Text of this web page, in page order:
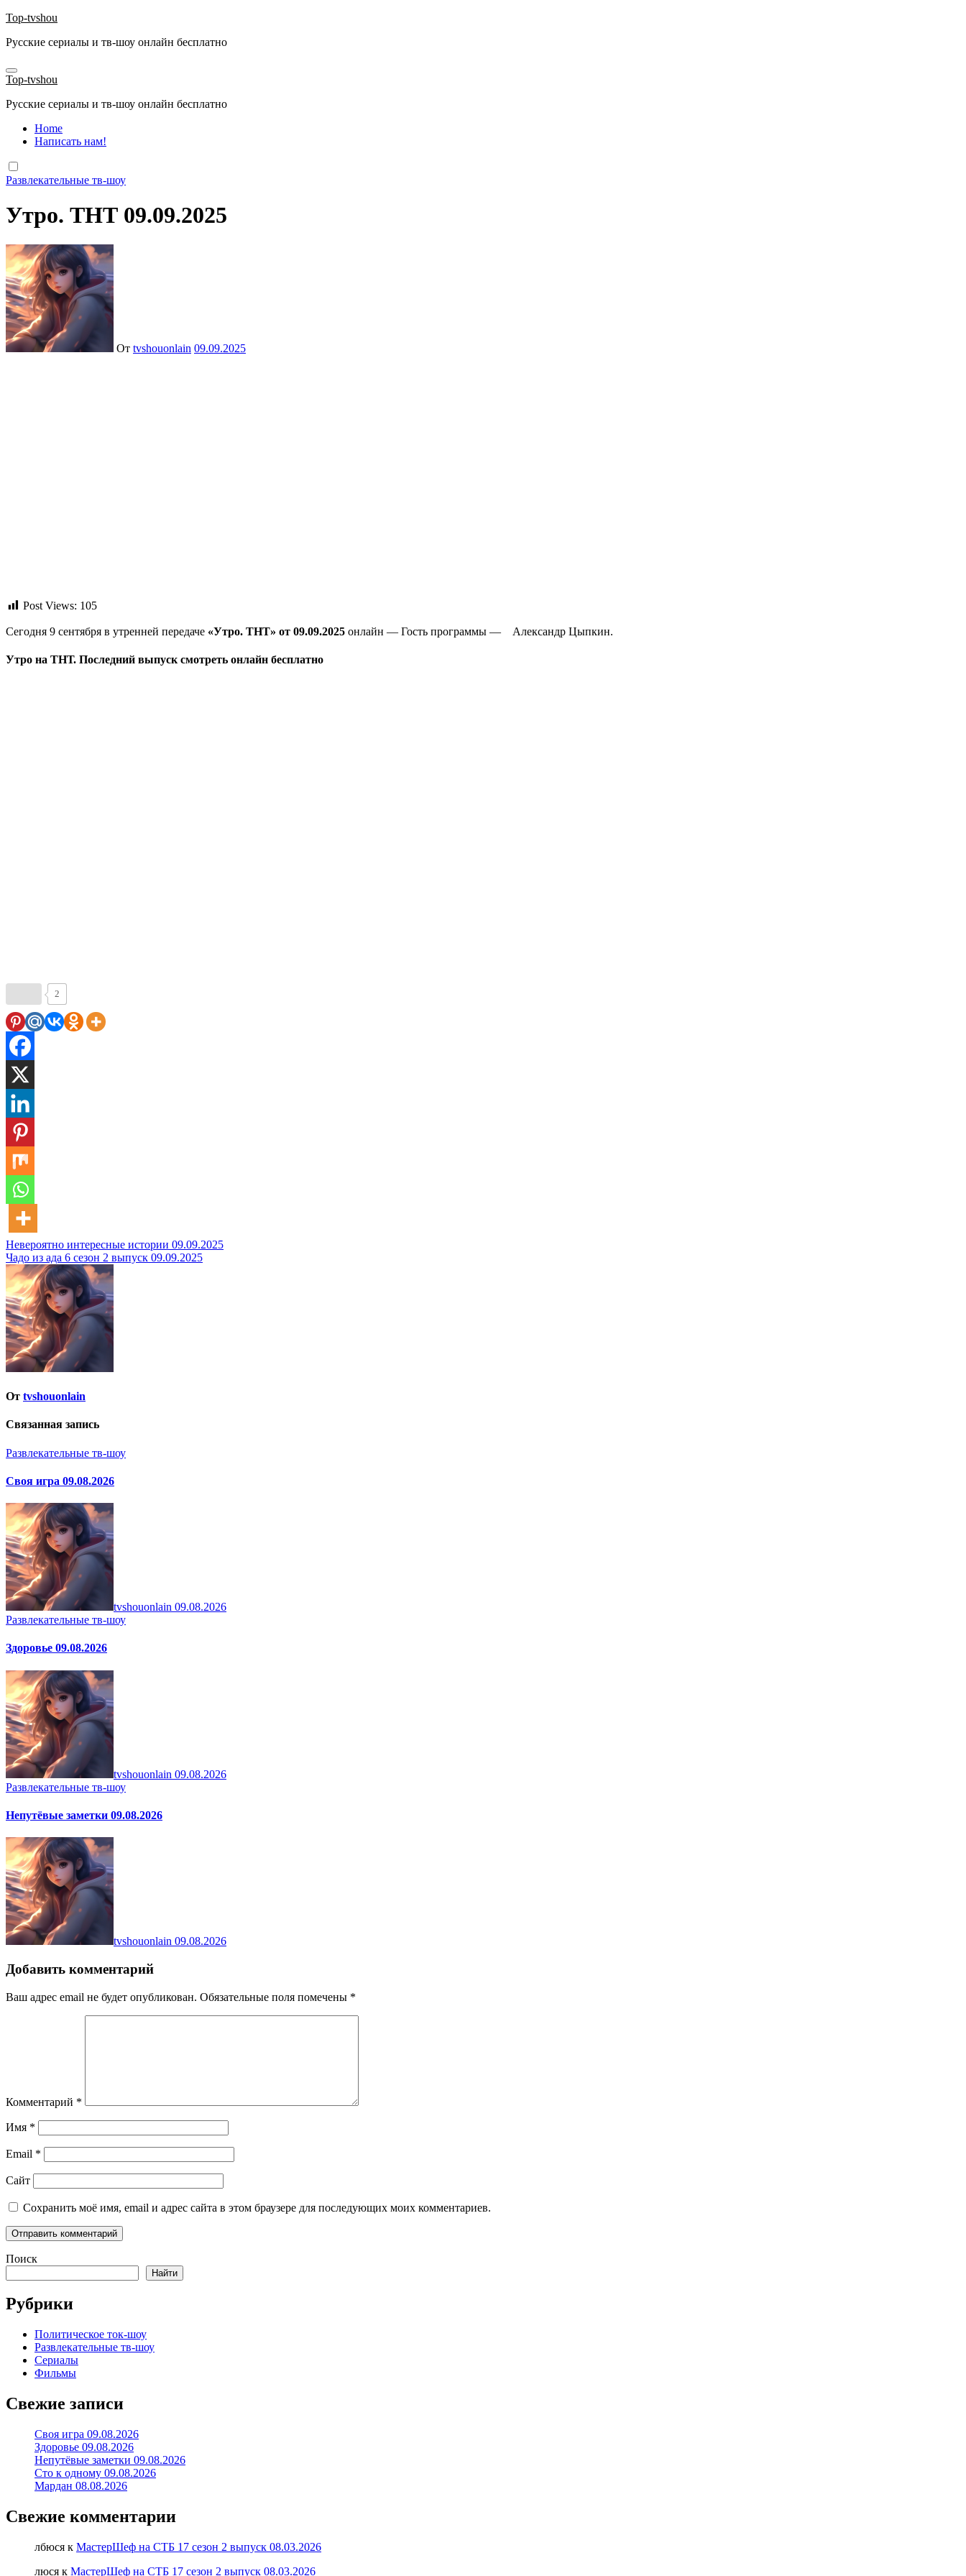
Перейти
содержанию
Top-tvshou
Русские сериалы и тв-шоу онлайн бесплатно
Top-tvshou
Русские сериалы и тв-шоу онлайн бесплатно
Home
Написать нам!
Развлекательные тв-шоу
Утро. ТНТ 09.09.2025
От tvshouonlain 09.09.2025
Post Views: 105
Сегодня 9 сентября в утренней передаче «Утро. ТНТ» от 09.09.2025 онлайн — Гость программы — Александр Цыпкин.
Утро на ТНТ. Последний выпуск смотреть онлайн бесплатно
2
Навигация
по
записям
Невероятно интересные истории 09.09.2025
Чадо из ада 6 сезон 2 выпуск 09.09.2025
От tvshouonlain
Связанная запись
Развлекательные тв-шоу
Своя игра 09.08.2026
tvshouonlain 09.08.2026
Развлекательные тв-шоу
Здоровье 09.08.2026
tvshouonlain 09.08.2026
Развлекательные тв-шоу
Непутёвые заметки 09.08.2026
tvshouonlain 09.08.2026
Добавить комментарий
Ваш адрес email не будет опубликован. Обязательные поля помечены *
Комментарий *
Имя *
Email *
Сайт
Сохранить моё имя, email и адрес сайта в этом браузере для последующих моих комментариев.
Поиск
Найти
Рубрики
Политическое ток-шоу
Развлекательные тв-шоу
Сериалы
Фильмы
Свежие записи
Своя игра 09.08.2026
Здоровье 09.08.2026
Непутёвые заметки 09.08.2026
Сто к одному 09.08.2026
Мардан 08.08.2026
Свежие комментарии
лбюся к МастерШеф на СТБ 17 сезон 2 выпуск 08.03.2026
люся к МастерШеф на СТБ 17 сезон 2 выпуск 08.03.2026